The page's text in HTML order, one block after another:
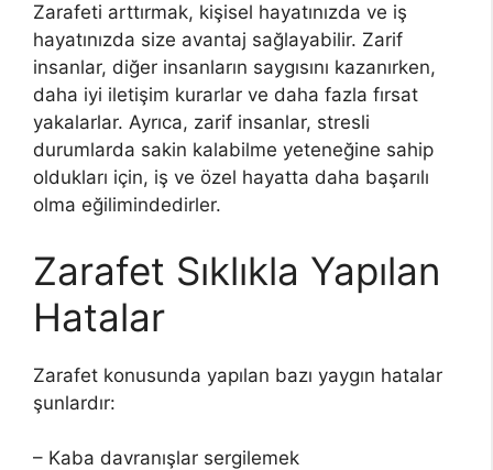
Zarafeti arttırmak, kişisel hayatınızda ve iş
hayatınızda size avantaj sağlayabilir. Zarif
insanlar, diğer insanların saygısını kazanırken,
daha iyi iletişim kurarlar ve daha fazla fırsat
yakalarlar. Ayrıca, zarif insanlar, stresli
durumlarda sakin kalabilme yeteneğine sahip
oldukları için, iş ve özel hayatta daha başarılı
olma eğilimindedirler.
Zarafet Sıklıkla Yapılan
Hatalar
Zarafet konusunda yapılan bazı yaygın hatalar
şunlardır:
– Kaba davranışlar sergilemek